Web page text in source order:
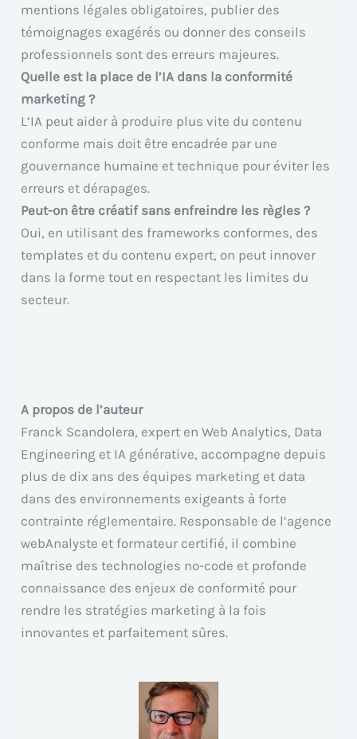
mentions légales obligatoires, publier des
témoignages exagérés ou donner des conseils
professionnels sont des erreurs majeures.
Quelle est la place de l’IA dans la conformité
marketing ?
L’IA peut aider à produire plus vite du contenu
conforme mais doit être encadrée par une
gouvernance humaine et technique pour éviter les
erreurs et dérapages.
Peut-on être créatif sans enfreindre les règles ?
Oui, en utilisant des frameworks conformes, des
templates et du contenu expert, on peut innover
dans la forme tout en respectant les limites du
secteur.
A propos de l’auteur
Franck Scandolera, expert en Web Analytics, Data
Engineering et IA générative, accompagne depuis
plus de dix ans des équipes marketing et data
dans des environnements exigeants à forte
contrainte réglementaire. Responsable de l’agence
webAnalyste et formateur certifié, il combine
maîtrise des technologies no-code et profonde
connaissance des enjeux de conformité pour
rendre les stratégies marketing à la fois
innovantes et parfaitement sûres.